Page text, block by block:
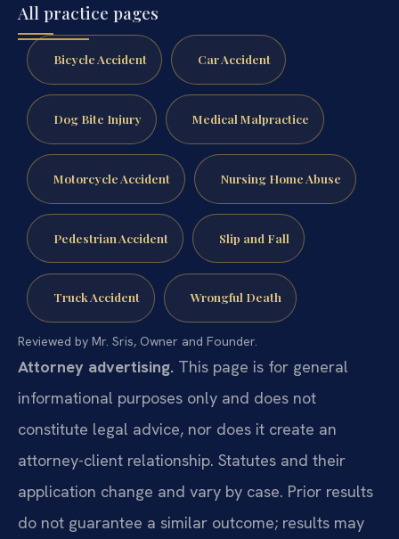
All practice pages
Bicycle Accident Car Accident
Dog Bite Injury Medical Malpractice
Motorcycle Accident Nursing Home Abuse
Pedestrian Accident Slip and Fall
Truck Accident Wrongful Death
Reviewed by Mr. Sris, Owner and Founder.
Attorney advertising. This page is for general
informational purposes only and does not
constitute legal advice, nor does it create an
attorney-client relationship. Statutes and their
application change and vary by case. Prior results
do not guarantee a similar outcome; results may